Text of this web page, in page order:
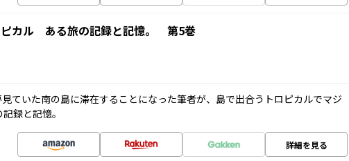
ピカル ある旅の記録と記憶。 第5巻
ていた南の島に滞在することになった筆者が、島で出合うトロピカルでマジ
録と記憶。
詳細を見る